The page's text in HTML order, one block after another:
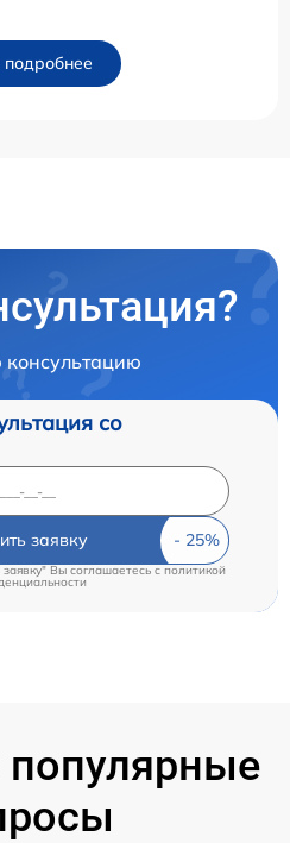
подробнее
со
заявку
Вы соглашаетесь cполитикой